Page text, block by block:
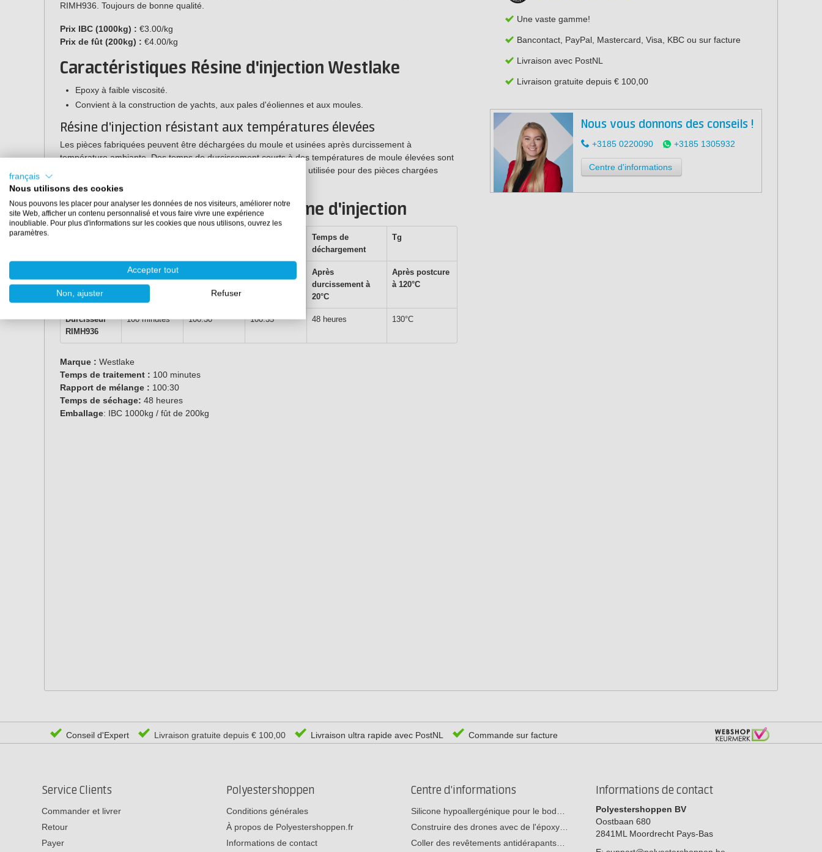
RIMH936. Toujours de bonne qualité.
Prix IBC (1000kg) : €3.00/kg
Prix de fût (200kg) : €4.00/kg
Caractéristiques Résine d'injection Westlake
Epoxy à faible viscosité.
Convient à la construction de yachts, aux pales d'éoliennes et aux moules.
Résine d'injection résistant aux températures élevées
Les pièces fabriquées peuvent être déchargées du moule et usinées après durcissement à
température ambiante. Des temps de durcissement courts à des températures de moule élevées sont
possibles jusqu'à 150ºC. Après post-cuisson, la résine peut être utilisée pour des pièces chargées
jusqu'à 130°C.
Propriétés techniques de la résine d'injection
Temps de
déchargement
Tg
RIMR935
100g / 20°C
Après
durcissement à
20°C
Après postcure
à 120°C
Durcisseur
RIMH936
100 minutes 100:30 100:35 48 heures 130°C
Marque : Westlake
Temps de traitement : 100 minutes
Rapport de mélange : 100:30
Temps de séchage: 48 heures
Emballage: IBC 1000kg / fût de 200kg
Une vaste gamme!
Bancontact, PayPal, Mastercard, Visa, KBC ou sur facture
Livraison avec PostNL
Livraison gratuite depuis € 100,00
Nous vous donnons des conseils !
+3185 0220090 +3185 1305932
Centre d'informations
Conseil d'Expert Livraison gratuite depuis € 100,00 Livraison ultra rapide avec PostNL Commande sur facture
Service Clients
Commander et livrer
Retour
Payer
Polyestershoppen
Conditions générales
À propos de Polyestershoppen.fr
Informations de contact
Centre d'informations
Silicone hypoallergénique pour le bod…
Construire des drones avec de l'époxy…
Coller des revêtements antidérapants…
Informations de contact
Polyestershoppen BV
Oostbaan 680
2841ML Moordrecht Pays-Bas
français
Nous utilisons des cookies
Nous pouvons les placer pour analyser les données de nos visiteurs, améliorer notre
site Web, afficher un contenu personnalisé et vous faire vivre une expérience
inoubliable. Pour plus d'informations sur les cookies que nous utilisons, ouvrez les
paramètres.
Accepter tout
Non, ajuster Refuser